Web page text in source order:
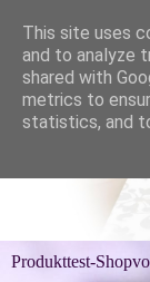
Produkttest-
This site uses
and to analyze
shared with
metrics to
statistics, and